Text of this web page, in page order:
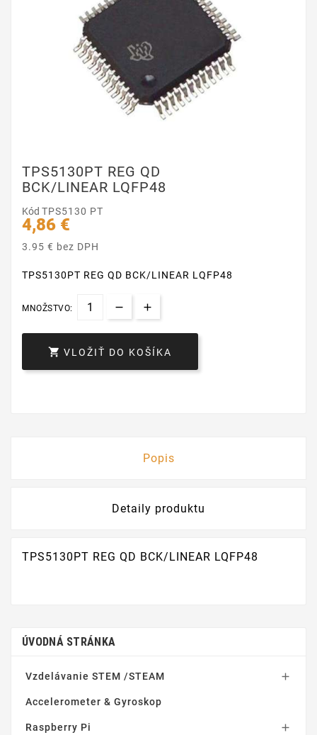
TPS5130PT REG QD
BCK/LINEAR LQFP48
Kód TPS5130 PT
4,86 €
3.95 € bez DPH
TPS5130PT REG QD BCK/LINEAR LQFP48
MNOŽSTVO:
 VLOŽIŤ DO KOŠÍKA
Popis
Detaily produktu
TPS5130PT REG QD BCK/LINEAR LQFP48
ÚVODNÁ STRÁNKA
Vzdelávanie STEM /STEAM 
Accelerometer & Gyroskop
Raspberry Pi 